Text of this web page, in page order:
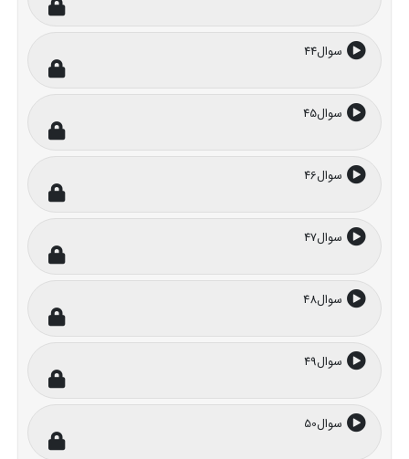
سوال44
سوال45
سوال46
سوال47
سوال48
سوال49
سوال50